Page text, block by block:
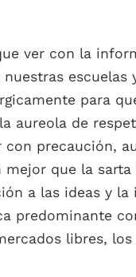
ver con la
para
aureola de
precaución,
que la
a las ideas y
predominante
libres,